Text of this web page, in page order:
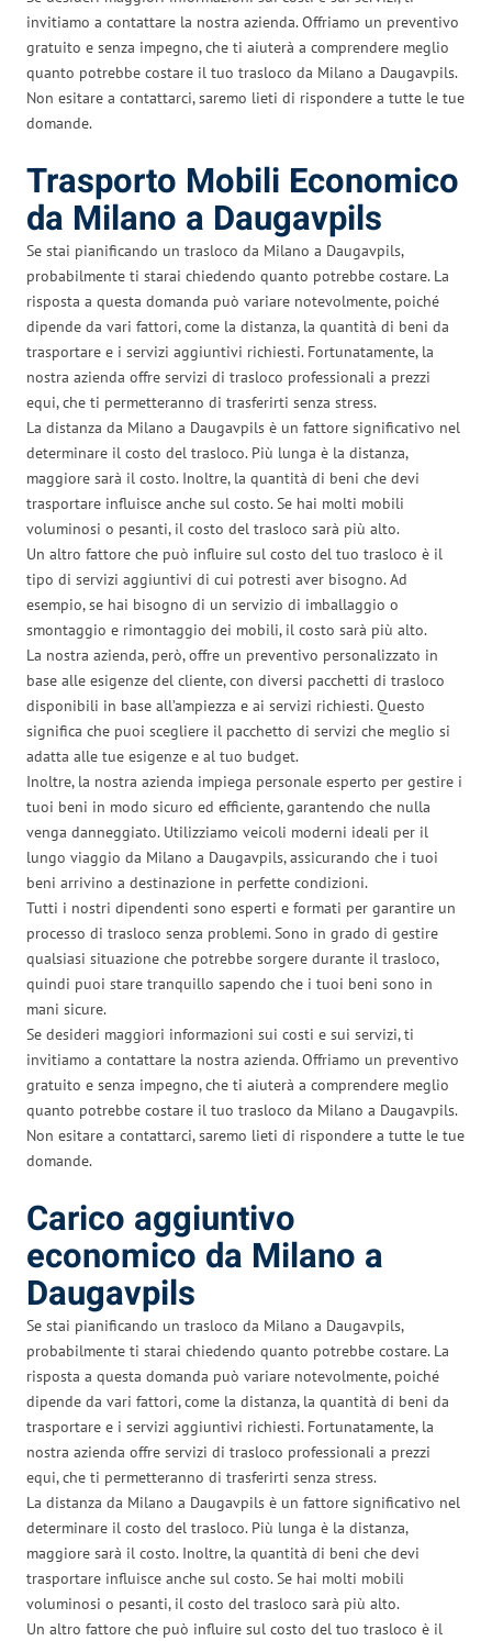
invitiamo a contattare la nostra azienda. Offriamo un preventivo
gratuito e senza impegno, che ti aiuterà a comprendere meglio
quanto potrebbe costare il tuo trasloco da Milano a Daugavpils.
Non esitare a contattarci, saremo lieti di rispondere a tutte le tue
domande.
Trasporto Mobili Economico
da Milano a Daugavpils
Se stai pianificando un trasloco da Milano a Daugavpils,
probabilmente ti starai chiedendo quanto potrebbe costare. La
risposta a questa domanda può variare notevolmente, poiché
dipende da vari fattori, come la distanza, la quantità di beni da
trasportare e i servizi aggiuntivi richiesti. Fortunatamente, la
nostra azienda offre servizi di trasloco professionali a prezzi
equi, che ti permetteranno di trasferirti senza stress.
La distanza da Milano a Daugavpils è un fattore significativo nel
determinare il costo del trasloco. Più lunga è la distanza,
maggiore sarà il costo. Inoltre, la quantità di beni che devi
trasportare influisce anche sul costo. Se hai molti mobili
voluminosi o pesanti, il costo del trasloco sarà più alto.
Un altro fattore che può influire sul costo del tuo trasloco è il
tipo di servizi aggiuntivi di cui potresti aver bisogno. Ad
esempio, se hai bisogno di un servizio di imballaggio o
smontaggio e rimontaggio dei mobili, il costo sarà più alto.
La nostra azienda, però, offre un preventivo personalizzato in
base alle esigenze del cliente, con diversi pacchetti di trasloco
disponibili in base all’ampiezza e ai servizi richiesti. Questo
significa che puoi scegliere il pacchetto di servizi che meglio si
adatta alle tue esigenze e al tuo budget.
Inoltre, la nostra azienda impiega personale esperto per gestire i
tuoi beni in modo sicuro ed efficiente, garantendo che nulla
venga danneggiato. Utilizziamo veicoli moderni ideali per il
lungo viaggio da Milano a Daugavpils, assicurando che i tuoi
beni arrivino a destinazione in perfette condizioni.
Tutti i nostri dipendenti sono esperti e formati per garantire un
processo di trasloco senza problemi. Sono in grado di gestire
qualsiasi situazione che potrebbe sorgere durante il trasloco,
quindi puoi stare tranquillo sapendo che i tuoi beni sono in
mani sicure.
Se desideri maggiori informazioni sui costi e sui servizi, ti
invitiamo a contattare la nostra azienda. Offriamo un preventivo
gratuito e senza impegno, che ti aiuterà a comprendere meglio
quanto potrebbe costare il tuo trasloco da Milano a Daugavpils.
Non esitare a contattarci, saremo lieti di rispondere a tutte le tue
domande.
Carico aggiuntivo
economico da Milano a
Daugavpils
Se stai pianificando un trasloco da Milano a Daugavpils,
probabilmente ti starai chiedendo quanto potrebbe costare. La
risposta a questa domanda può variare notevolmente, poiché
dipende da vari fattori, come la distanza, la quantità di beni da
trasportare e i servizi aggiuntivi richiesti. Fortunatamente, la
nostra azienda offre servizi di trasloco professionali a prezzi
equi, che ti permetteranno di trasferirti senza stress.
La distanza da Milano a Daugavpils è un fattore significativo nel
determinare il costo del trasloco. Più lunga è la distanza,
maggiore sarà il costo. Inoltre, la quantità di beni che devi
trasportare influisce anche sul costo. Se hai molti mobili
voluminosi o pesanti, il costo del trasloco sarà più alto.
Un altro fattore che può influire sul costo del tuo trasloco è il